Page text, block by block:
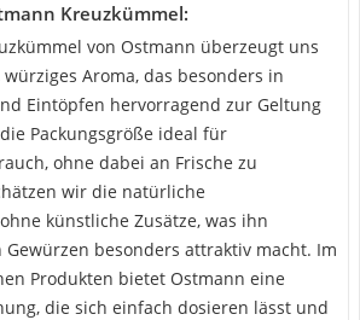
Kreuzkümmel:
von Ostmann überzeugt uns
Aroma, das besonders in
Eintöpfen hervorragend zur Geltung
Packungsgröße ideal für
ohne dabei an Frische zu
wir die natürliche
künstliche Zusätze, was ihn
besonders attraktiv macht. Im
Produkten bietet Ostmann eine
die sich einfach dosieren lässt und